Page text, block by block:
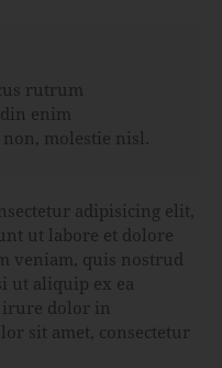
rutrum
enim
molestie nisl.
adipisicing elit,
ut labore et dolore
veniam, quis nostrud
ut aliquip ex ea
irure dolor in
sit amet, consectetur